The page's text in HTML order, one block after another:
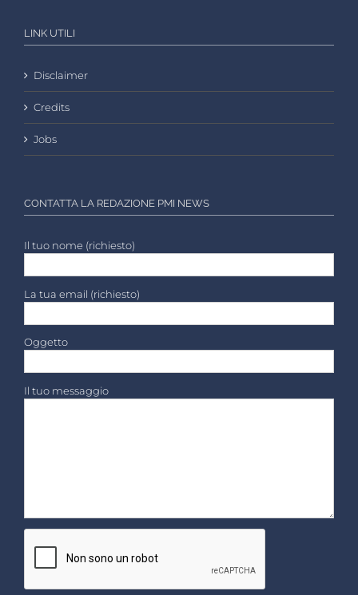
LINK UTILI
Disclaimer
Credits
Jobs
CONTATTA LA REDAZIONE PMI NEWS
Il tuo nome (richiesto)
La tua email (richiesto)
Oggetto
Il tuo messaggio